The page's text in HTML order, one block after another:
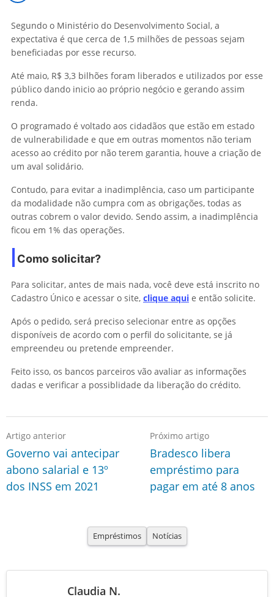
Segundo o Ministério do Desenvolvimento Social, a
expectativa é que cerca de 1,5 milhões de pessoas sejam
beneficiadas por esse recurso.
Até maio, R$ 3,3 bilhões foram liberados e utilizados por esse
público dando inicio ao próprio negócio e gerando assim
renda.
O programado é voltado aos cidadãos que estão em estado
de vulnerabilidade e que em outras momentos não teriam
acesso ao crédito por não terem garantia, houve a criação de
um aval solidário.
Contudo, para evitar a inadimplência, caso um participante
da modalidade não cumpra com as obrigações, todas as
outras cobrem o valor devido. Sendo assim, a inadimplência
ficou em 1% das operações.
Como solicitar?
Para solicitar, antes de mais nada, você deve está inscrito no
Cadastro Único e acessar o site, clique aqui e então solicite.
Após o pedido, será preciso selecionar entre as opções
disponíveis de acordo com o perfil do solicitante, se já
empreendeu ou pretende empreender.
Feito isso, os bancos parceiros vão avaliar as informações
dadas e verificar a possiblidade da liberação do crédito.
Artigo anterior
Governo vai antecipar
abono salarial e 13º
dos INSS em 2021
Próximo artigo
Bradesco libera
empréstimo para
pagar em até 8 anos
Empréstimos Notícias
Claudia N.